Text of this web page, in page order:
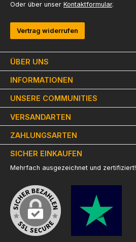
ÜBER UNS
INFORMATIONEN
Oder über unser Kontaktformular.
Vertrag widerrufen
UNSERE COMMUNITIES
VERSANDARTEN
ZAHLUNGSARTEN
SICHER EINKAUFEN
Mehrfach ausgezeichnet und zertifiziert!